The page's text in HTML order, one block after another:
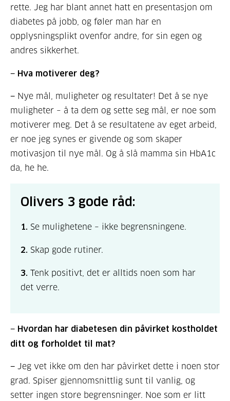
rette. Jeg har blant annet hatt en presentasjon om
diabetes på jobb, og føler man har en
opplysningsplikt ovenfor andre, for sin egen og
andres sikkerhet.
− Hva motiverer deg?
− Nye mål, muligheter og resultater! Det å se nye
muligheter – å ta dem og sette seg mål, er noe som
motiverer meg. Det å se resultatene av eget arbeid,
er noe jeg synes er givende og som skaper
motivasjon til nye mål. Og å slå mamma sin HbA1c
da, he he.
Olivers 3 gode råd:
1. Se mulighetene – ikke begrensningene.
2. Skap gode rutiner.
3. Tenk positivt, det er alltids noen som har
det verre.
− Hvordan har diabetesen din påvirket kostholdet
ditt og forholdet til mat?
− Jeg vet ikke om den har påvirket dette i noen stor
grad. Spiser gjennomsnittlig sunt til vanlig, og
setter ingen store begrensninger. Noe som er litt